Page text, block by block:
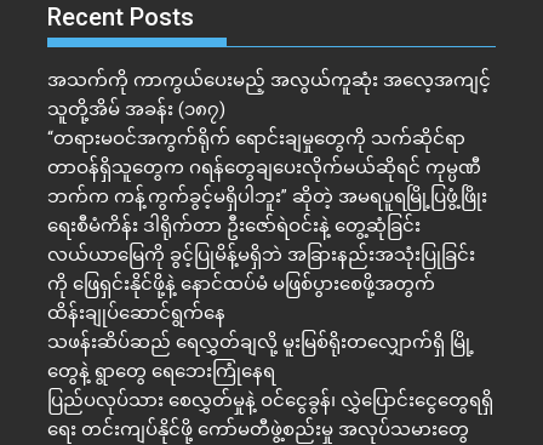
Recent Posts
အသက်ကို ကာကွယ်ပေးမည့် အလွယ်ကူဆုံး အလေ့အကျင့်
သူတို့အိမ် အခန်း (၁၈၇)
“တရားမဝင်အကွက်ရိုက် ရောင်းချမှုတွေကို သက်ဆိုင်ရာ
တာဝန်ရှိသူတွေက ဂရန်တွေချပေးလိုက်မယ်ဆိုရင် ကုမ္ပဏီ
ဘက်က ကန့်ကွက်ခွင့်မရှိပါဘူး” ဆိုတဲ့ အမရပူရမြို့ပြဖွံ့ဖြိုး
ရေးစီမံကိန်း ဒါရိုက်တာ ဦးဇော်ရဲဝင်းနဲ့ တွေ့ဆုံခြင်း
လယ်ယာမြေကို ခွင့်ပြုမိန့်မရှိဘဲ အခြားနည်းအသုံးပြုခြင်း
ကို ဖြေရှင်းနိုင်ဖို့နဲ့ နောင်ထပ်မံ မဖြစ်ပွားစေဖို့အတွက်
ထိန်းချုပ်ဆောင်ရွက်နေ
သဖန်းဆိပ်ဆည် ရေလွှတ်ချလို့ မူးမြစ်ရိုးတလျှောက်ရှိ မြို့
တွေနဲ့ ရွာတွေ ရေဘေးကြုံနေရ
ပြည်ပလုပ်သား စေလွှတ်မှုနဲ့ ဝင်ငွေခွန်၊ လွှဲပြောင်းငွေတွေရရှိ
ရေး တင်းကျပ်နိုင်ဖို့ ကော်မတီဖွဲ့စည်းမှု အလုပ်သမားတွေ